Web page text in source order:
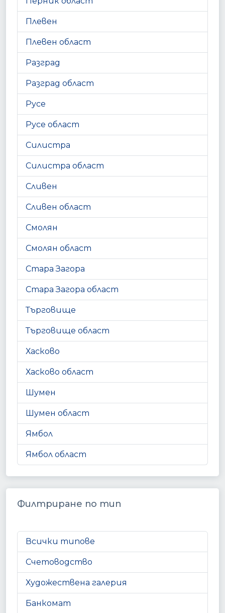
Плевен
Плевен област
Разград
Разград област
Русе
Русе област
Силистра
Силистра област
Сливен
Сливен област
Смолян
Смолян област
Стара Загора
Стара Загора област
Търговище
Търговище област
Хасково
Хасково област
Шумен
Шумен област
Ямбол
Ямбол област
Филтриране по тип
Всички типове
Счетоводство
Художествена галерия
Банкомат